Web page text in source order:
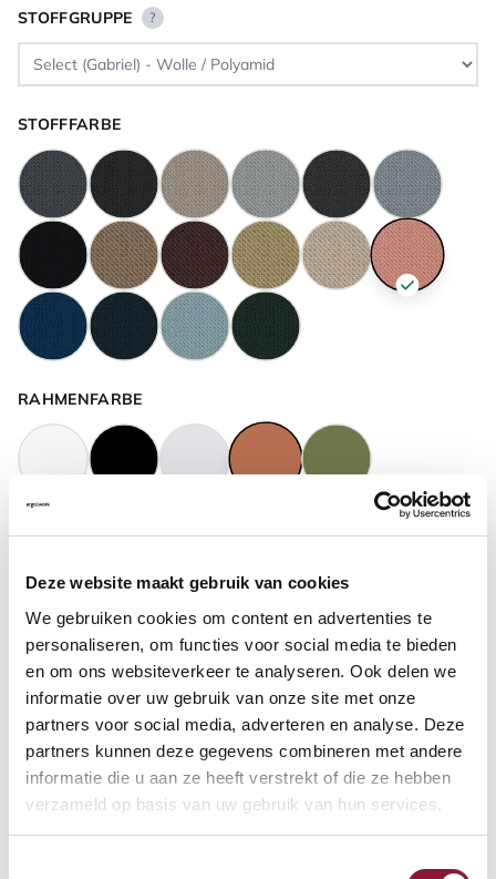
Deze website maakt gebruik van cookies
We gebruiken cookies om content en advertenties te
personaliseren, om functies voor social media te bieden
en om ons websiteverkeer te analyseren. Ook delen we
informatie over uw gebruik van onze site met onze
partners voor social media, adverteren en analyse. Deze
partners kunnen deze gegevens combineren met andere
informatie die u aan ze heeft verstrekt of die ze hebben
verzameld op basis van uw gebruik van hun services.
STOFFGRUPPE ?
STOFFFARBE
RAHMENFARBE
GASFEDERHÖHE
BODENKONTAKT
FUSSRING ?